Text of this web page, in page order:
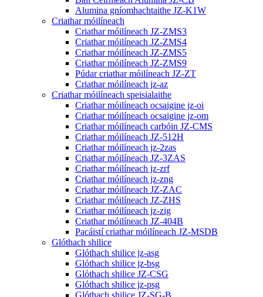
Alumina gníomhachtaithe JZ-K1W
Criathar móilíneach
Criathar móilíneach JZ-ZMS3
Criathar móilíneach JZ-ZMS4
Criathar móilíneach JZ-ZMS5
Criathar móilíneach JZ-ZMS9
Púdar criathar móilíneach JZ-ZT
Criathar móilíneach jz-az
Criathar móilíneach speisialaithe
Criathar móilíneach ocsaigine jz-oi
Criathar móilíneach ocsaigine jz-om
Criathar móilíneach carbóin JZ-CMS
Criathar móilíneach JZ-512H
Criathar móilíneach jz-2zas
Criathar móilíneach JZ-3ZAS
Criathar móilíneach jz-zrf
Criathar móilíneach jz-zng
Criathar móilíneach JZ-ZAC
Criathar móilíneach JZ-ZHS
Criathar móilíneach jz-zig
Criathar móilíneach JZ-404B
Pacáistí criathar móilíneach JZ-MSDB
Glóthach shilice
Glóthach shilice jz-asg
Glóthach shilice jz-bsg
Glóthach shilice JZ-CSG
Glóthach shilice jz-psg
Glóthach shilice JZ-SG-B